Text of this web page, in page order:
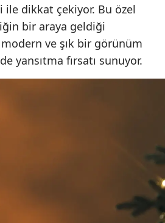
ile dikkat çekiyor. Bu özel
bir araya geldiği
ve şık bir görünüm
yansıtma fırsatı sunuyor.